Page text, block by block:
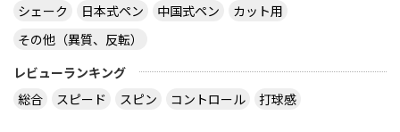
シェーク
日本式ペン 中国式ペン
カット用
その他（異質、反転）
レビューランキング
総合
スピード スピン コントロール 打球感